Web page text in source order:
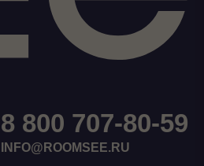
8 800 707-80-59
INFO@ROOMSEE.RU